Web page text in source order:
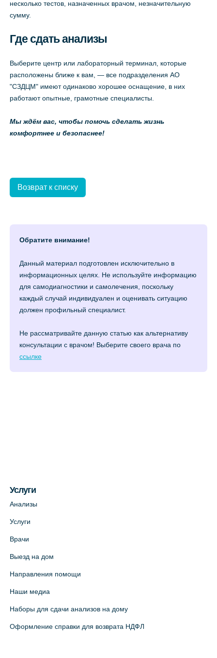
несколько тестов, назначенных врачом, незначительную
сумму.
Где сдать анализы
Выберите центр или лабораторный терминал, которые
расположены ближе к вам, — все подразделения АО
"СЗДЦМ" имеют одинаково хорошее оснащение, в них
работают опытные, грамотные специалисты.
Мы ждём вас, чтобы помочь сделать жизнь
комфортнее и безопаснее!
Возврат к списку
Обратите внимание!
Данный материал подготовлен исключительно в
информационных целях. Не используйте информацию
для самодиагностики и самолечения, поскольку
каждый случай индивидуален и оценивать ситуацию
должен профильный специалист.
Не рассматривайте данную статью как альтернативу
консультации с врачом! Выберите своего врача по
ссылке
Услуги
Анализы
Услуги
Врачи
Выезд на дом
Направления помощи
Наши медиа
Наборы для сдачи анализов на дому
Оформление справки для возврата НДФЛ